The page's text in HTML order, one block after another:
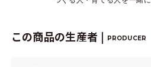
この商品の生産者 | PRODUCER